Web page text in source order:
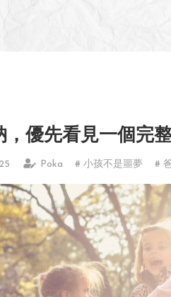
，優先看見一個完
Poka # 小孩不是噩夢 #